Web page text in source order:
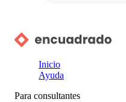
Inicio
Ayuda
Para consultantes